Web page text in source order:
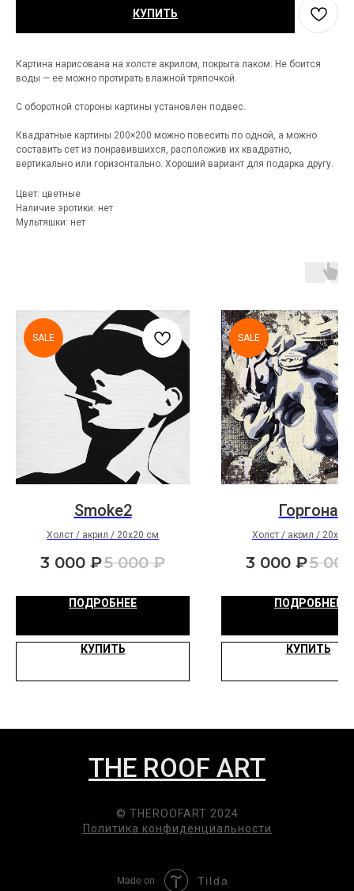
КУПИТЬ
Картина нарисована на холсте акрилом, покрыта лаком. Не боится
воды — ее можно протирать влажной тряпочкой.
С оборотной стороны картины установлен подвес.
Квадратные картины 200×200 можно повесить по одной, а можно
составить сет из понравившихся, расположив их квадратно,
вертикально или горизонтально. Хороший вариант для подарка другу.
Цвет: цветные
Наличие эротики: нет
Мультяшки: нет
SALE
Smoke2
Холст / акрил / 20х20 см
3 000 ₽5 000 ₽
ПОДРОБНЕЕ
КУПИТЬ
SALE
Горгона
Холст / акрил / 20х20
3 000 ₽5 000
ПОДРОБНЕЕ
КУПИТЬ
THE ROOF ART
© THEROOFART 2024
Политика конфиденциальности
Made on Tilda